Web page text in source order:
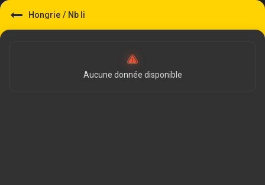
Hongrie / Nb Ii
Aucune donnée disponible